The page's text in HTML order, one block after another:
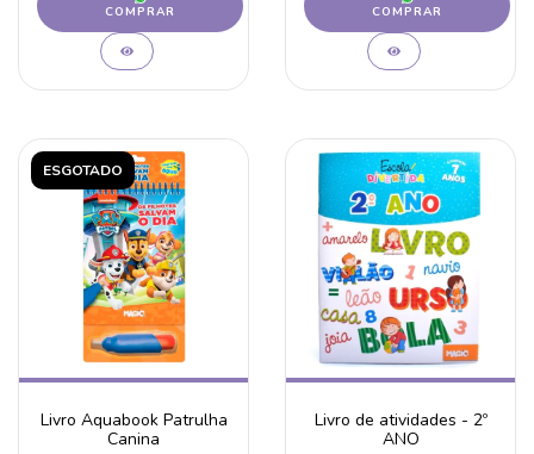
COMPRAR COMPRAR
ESGOTADO
Livro Aquabook Patrulha
Canina
Livro de atividades - 2º
ANO